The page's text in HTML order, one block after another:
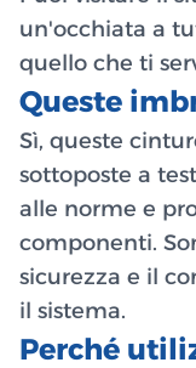
un'occhiata a
quello che ti
Queste
Sì, queste
sottoposte a
alle norme e
componenti.
sicurezza e il
il sistema.
Perché